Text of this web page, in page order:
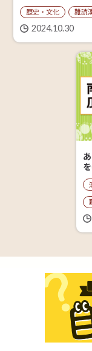
歴史・文化 難読
2024.10.30